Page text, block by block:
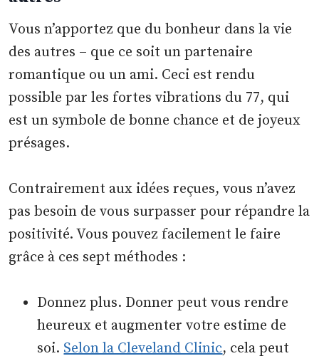
Vous n’apportez que du bonheur dans la vie
des autres – que ce soit un partenaire
romantique ou un ami. Ceci est rendu
possible par les fortes vibrations du 77, qui
est un symbole de bonne chance et de joyeux
présages.
Contrairement aux idées reçues, vous n’avez
pas besoin de vous surpasser pour répandre la
positivité. Vous pouvez facilement le faire
grâce à ces sept méthodes :
Donnez plus. Donner peut vous rendre
heureux et augmenter votre estime de
soi. Selon la Cleveland Clinic, cela peut